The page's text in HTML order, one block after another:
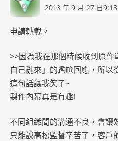
2013 年 9 月 27 日
申請轉載。
>>因為我在那個時候收到原
自己亂來」的尷尬回應，所以
這句話讓我笑了~
製作內幕真是有趣!
不同組織間的溝通不良，會讓
只能說高松監督辛苦了，客戶